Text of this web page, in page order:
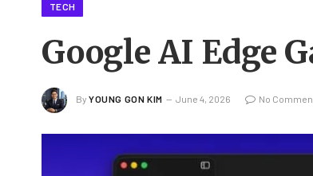
TECH
Google AI Edge
By YOUNG GON KIM June 4, 2026 No